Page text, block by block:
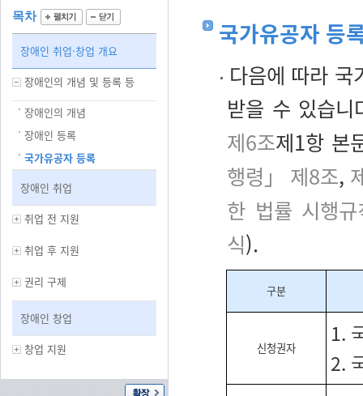
목차
장애인 취업·창업 개요
장애인의 개념 및 등록 등
장애인의 개념
장애인 등록
국가유공자 등록
장애인 취업
취업 전 지원
취업 후 지원
권리 구제
장애인 창업
창업 지원
국가유공자 등
다음에 따라 국
받을 수 있습니
제6조제1항 본
행령」 제8조,
한 법률 시행
식).
구분
신청권자
1.
2.